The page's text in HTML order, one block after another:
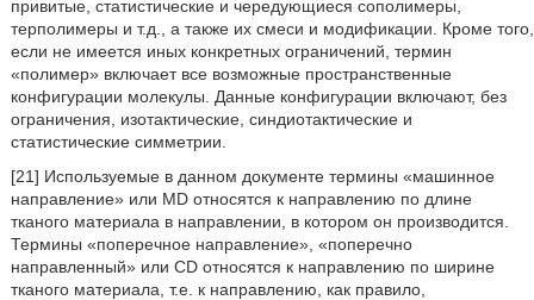
привитые, статистические и чередующиеся сополимеры,
терполимеры и т.д., а также их смеси и модификации. Кроме того,
если не имеется иных конкретных ограничений, термин
«полимер» включает все возможные пространственные
конфигурации молекулы. Данные конфигурации включают, без
ограничения, изотактические, синдиотактические и
статистические симметрии.
[21] Используемые в данном документе термины «машинное
направление» или MD относятся к направлению по длине
тканого материала в направлении, в котором он производится.
Термины «поперечное направление», «поперечно
направленный» или CD относятся к направлению по ширине
тканого материала, т.е. к направлению, как правило,